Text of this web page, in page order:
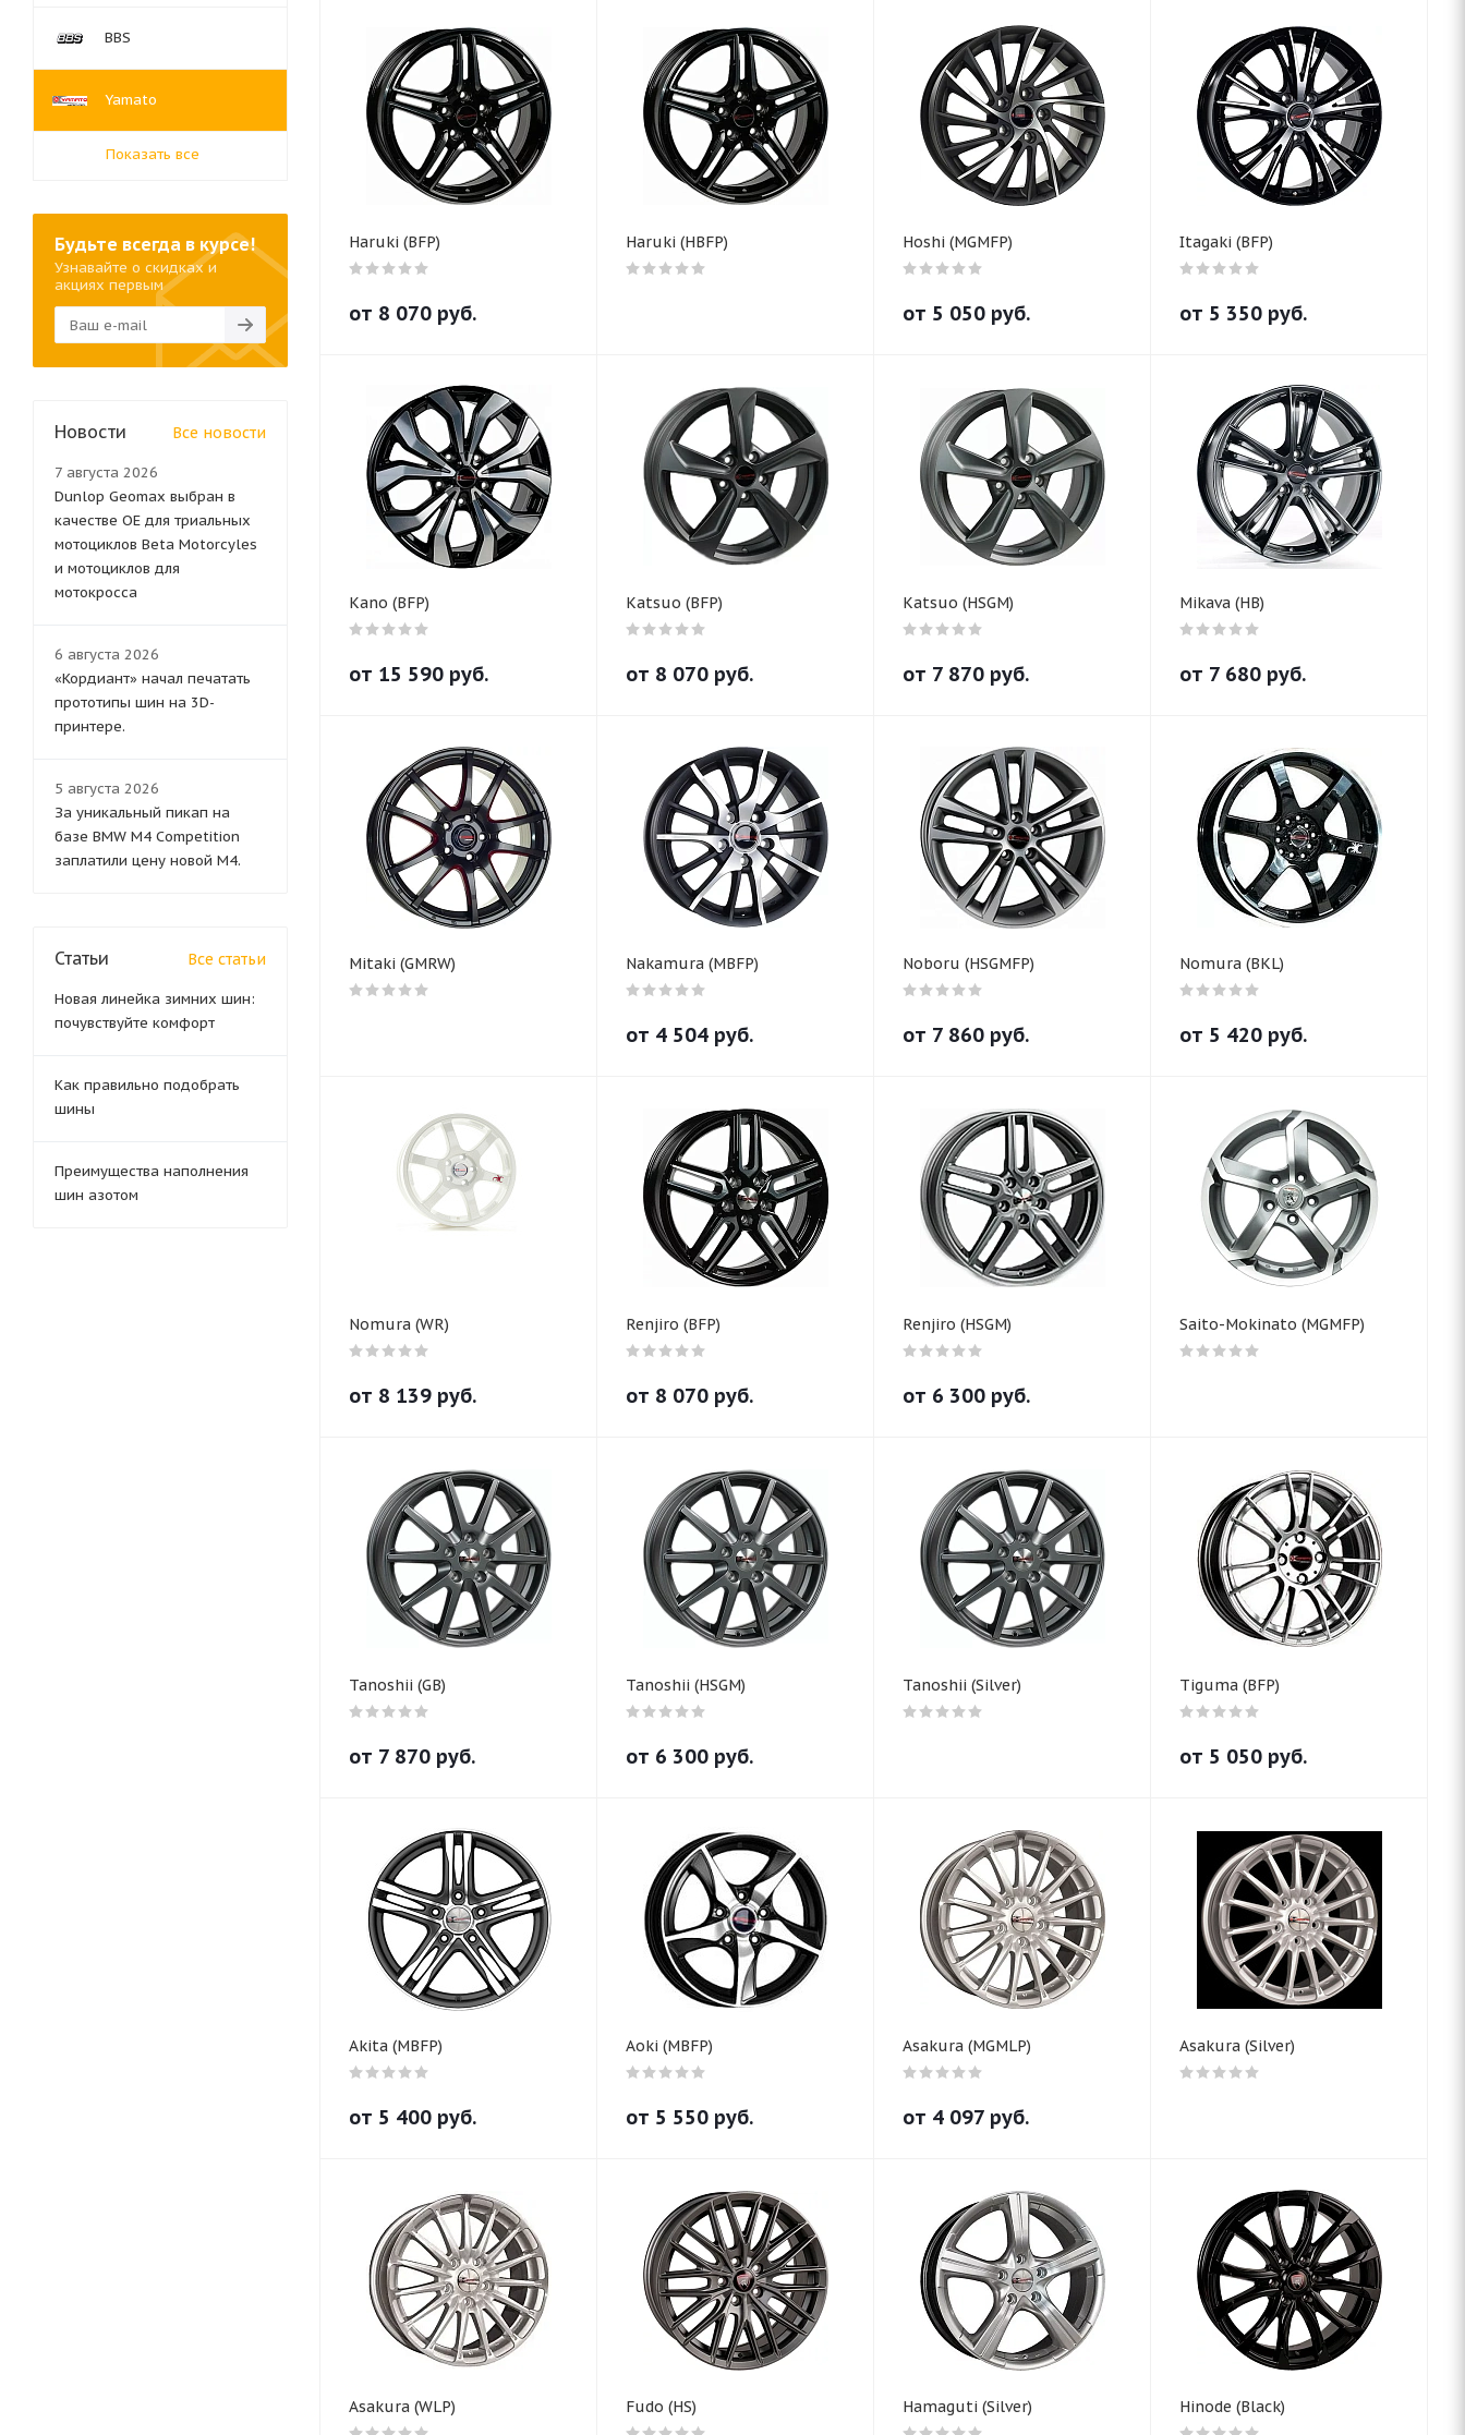
Haruki (BFP)
от 8 070 руб.
Haruki (HBFP) Hoshi (MGMFP)
от 5 050 руб.
Itagaki (BFP)
от 5 350 руб.
Kano (BFP)
от 15 590 руб.
Katsuo (BFP)
от 8 070 руб.
Katsuo (HSGM)
от 7 870 руб.
Mikava (HB)
от 7 680 руб.
Mitaki (GMRW) Nakamura (MBFP)
от 4 504 руб.
Noboru (HSGMFP)
от 7 860 руб.
Nomura (BKL)
от 5 420 руб.
Nomura (WR)
от 8 139 руб.
Renjiro (BFP)
от 8 070 руб.
Renjiro (HSGM)
от 6 300 руб.
Saito-Mokinato (MGMFP)
Tanoshii (GB)
от 7 870 руб.
Tanoshii (HSGM)
от 6 300 руб.
Tanoshii (Silver) Tiguma (BFP)
от 5 050 руб.
Akita (MBFP)
от 5 400 руб.
Aoki (MBFP)
от 5 550 руб.
Asakura (MGMLP)
от 4 097 руб.
Asakura (Silver)
Asakura (WLP) Fudo (HS) Hamaguti (Silver) Hinode (Black)
BBS
Yamato
Показать все
Будьте всегда в курсе!
Узнавайте о скидках и
акциях первым
Новости Все новости
7 августа 2026
Dunlop Geomax выбран в
качестве OE для триальных
мотоциклов Beta Motorcyles
и мотоциклов для
мотокросса
6 августа 2026
«Кордиант» начал печатать
прототипы шин на 3D-
принтере.
5 августа 2026
За уникальный пикап на
базе BMW M4 Competition
заплатили цену новой M4.
Статьи Все статьи
Новая линейка зимних шин:
почувствуйте комфорт
Как правильно подобрать
шины
Преимущества наполнения
шин азотом